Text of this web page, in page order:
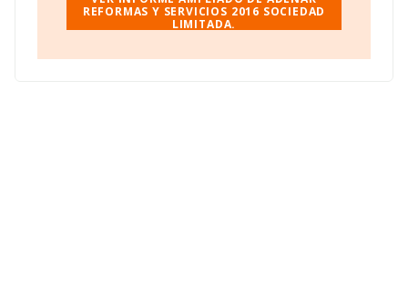
2016 Sociedad Limitada, con NIF B26538876, está
situada en Calle Caballero De La Rosa núm. 9, (26004),
REFORMAS Y SERVICIOS 2016 SOCIEDAD
LIMITADA.